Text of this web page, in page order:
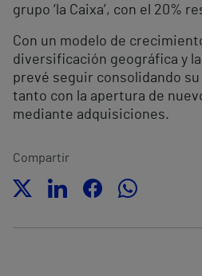
grupo ‘la Caixa’, con el 20%
Con un modelo de
diversificación geográfica y
prevé seguir consolidando su
tanto con la apertura de
mediante adquisiciones.
Compartir